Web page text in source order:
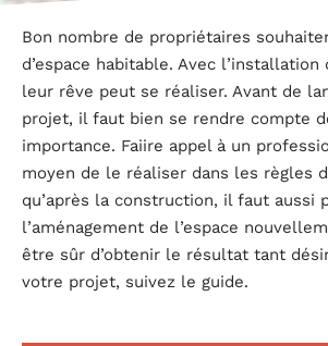
Bon nombre de propriétaires
d’espace habitable. Avec l’installation
leur rêve peut se réaliser. Avant de
projet, il faut bien se rendre compte
importance. Faiire appel à un
moyen de le réaliser dans les règles
qu’après la construction, il faut aussi
l’aménagement de l’espace
être sûr d’obtenir le résultat tant
votre projet, suivez le guide.